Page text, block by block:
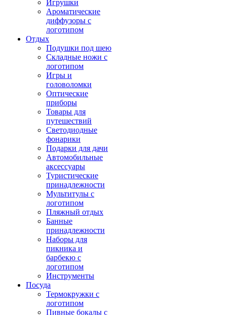
Игрушки
Ароматические
диффузоры с
логотипом
Отдых
Подушки под шею
Складные ножи с
логотипом
Игры и
головоломки
Оптические
приборы
Товары для
путешествий
Светодиодные
фонарики
Подарки для дачи
Автомобильные
аксессуары
Туристические
принадлежности
Мультитулы с
логотипом
Пляжный отдых
Банные
принадлежности
Наборы для
пикника и
барбекю с
логотипом
Инструменты
Посуда
Термокружки с
логотипом
Пивные бокалы с